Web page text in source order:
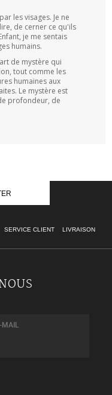
les visages. Je ne
de cerner ce qu'ils
je me sentais
humains.
de mystère qui
tout comme les
humaines aux
Le mystère est
profondeur, de
SERVICE CLIENT
LIVRAISON